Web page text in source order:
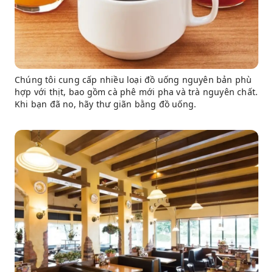
Chúng tôi cung cấp nhiều loại đồ uống nguyên bản phù
hợp với thịt, bao gồm cà phê mới pha và trà nguyên chất.
Khi bạn đã no, hãy thư giãn bằng đồ uống.